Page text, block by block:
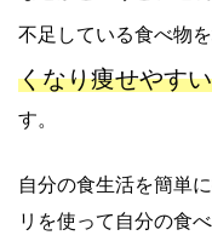
不足している食べ物
くなり痩せやす
す。
自分の食生活を簡単
リを使って自分の食